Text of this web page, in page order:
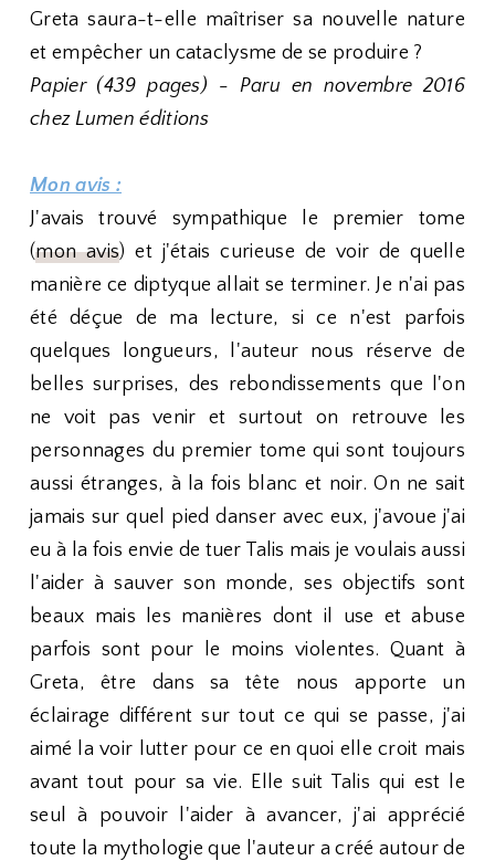
Greta saura-t-elle maîtriser sa nouvelle nature
et empêcher un cataclysme de se produire ?
Papier (439 pages) - Paru en novembre 2016
chez Lumen éditions
Mon avis :
J'avais trouvé sympathique le premier tome
(mon avis) et j'étais curieuse de voir de quelle
manière ce diptyque allait se terminer. Je n'ai pas
été déçue de ma lecture, si ce n'est parfois
quelques longueurs, l'auteur nous réserve de
belles surprises, des rebondissements que l'on
ne voit pas venir et surtout on retrouve les
personnages du premier tome qui sont toujours
aussi étranges, à la fois blanc et noir. On ne sait
jamais sur quel pied danser avec eux, j'avoue j'ai
eu à la fois envie de tuer Talis mais je voulais aussi
l'aider à sauver son monde, ses objectifs sont
beaux mais les manières dont il use et abuse
parfois sont pour le moins violentes. Quant à
Greta, être dans sa tête nous apporte un
éclairage différent sur tout ce qui se passe, j'ai
aimé la voir lutter pour ce en quoi elle croit mais
avant tout pour sa vie. Elle suit Talis qui est le
seul à pouvoir l'aider à avancer, j'ai apprécié
toute la mythologie que l'auteur a créé autour de